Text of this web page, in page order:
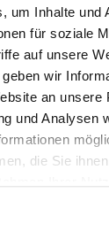
um Inhalte und
für soziale
auf unsere
wir
an unsere
und Analysen
die Sie